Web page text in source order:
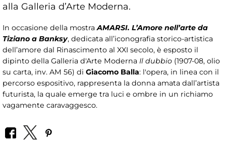
alla Galleria d’Arte Moderna.
In occasione della mostraAMARSI. L’Amore nell’arte da
Tiziano a Banksy, dedicata all’iconografia storico-artistica
dell’amore dal Rinascimento al XXI secolo, è esposto il
dipinto della Galleria d'Arte Moderna Il dubbio (1907-08, olio
su carta, inv. AM 56) di Giacomo Balla: l'opera, in linea con il
percorso espositivo, rappresenta la donna amata dall’artista
futurista, la quale emerge tra luci e ombre in un richiamo
vagamente caravaggesco.